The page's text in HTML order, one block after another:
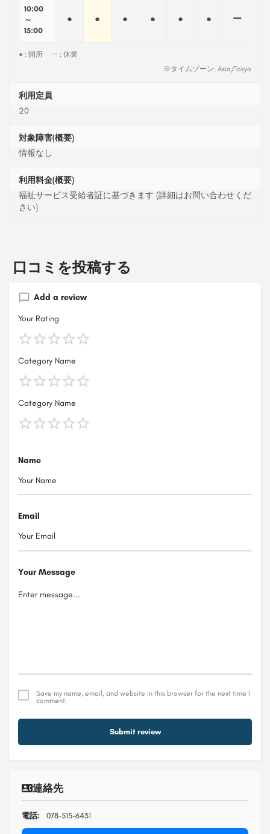
10:00
～
15:00
● ● ● ● ● ● ー
● : 開所 ー : 休業
※タイムゾーン: Asia/Tokyo
利用定員
20
対象障害(概要)
情報なし
利用料金(概要)
福祉サービス受給者証に基づきます (詳細はお問い合わせくだ
さい)
口コミを投稿する
Add a review
Your Rating
Category Name
Category Name
Name
Email
Your Message
Save my name, email, and website in this browser for the next time I
comment.
Submit review
連絡先
電話: 078-515-6431